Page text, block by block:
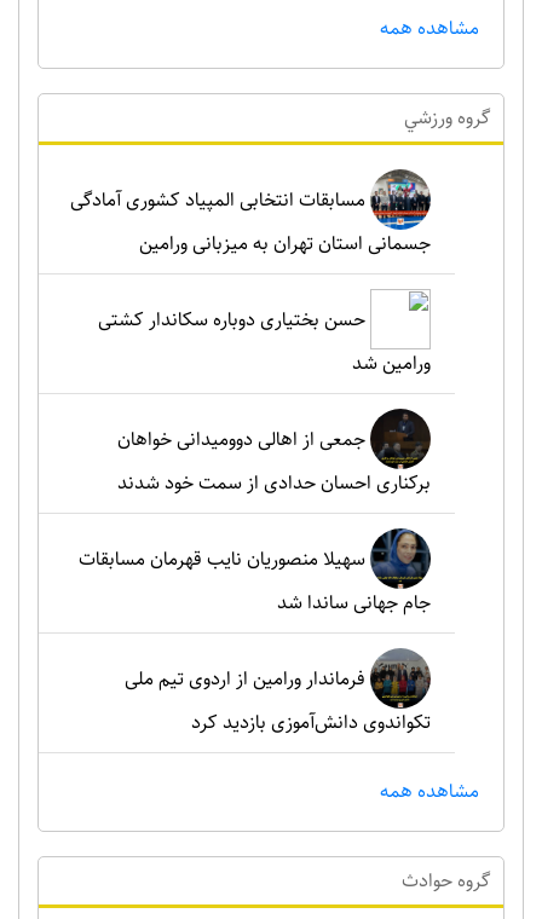
مشاهده همه
گروه ورزشي
مسابقات انتخابی المپیاد کشوری آمادگی
جسمانی استان تهران به میزبانی ورامین
حسن بختیاری دوباره سکاندار کشتی
ورامین شد
جمعی از اهالی دوومیدانی خواهان
برکناری احسان حدادی از سمت خود شدند
سهیلا منصوریان نایب قهرمان مسابقات
جام جهانی ساندا شد
فرماندار ورامین از اردوی تیم ملی
تکواندوی دانش‌آموزی بازدید کرد
مشاهده همه
گروه حوادث